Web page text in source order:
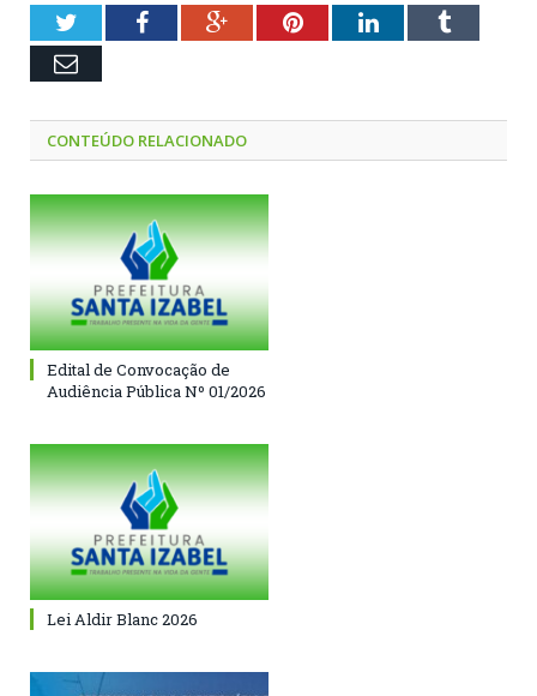
TwitterFacebookGoogle+PinterestLinkedInTumblr
Email
CONTEÚDO RELACIONADO
Edital de Convocação de
Audiência Pública Nº 01/2026
Lei Aldir Blanc 2026